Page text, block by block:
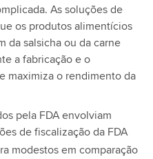
As soluções de
os produtos alimentícios
da salsicha ou da carne
a fabricação e o
maximiza o rendimento da
pela FDA envolviam
de fiscalização da FDA
modestos em comparação